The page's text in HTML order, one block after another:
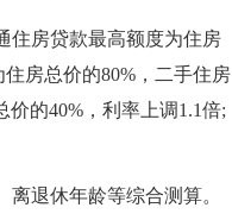
住房贷款最高额度为住房
房总价的80%，二手住房
的40%，利率上调1.1倍;
退休年龄等综合测算。